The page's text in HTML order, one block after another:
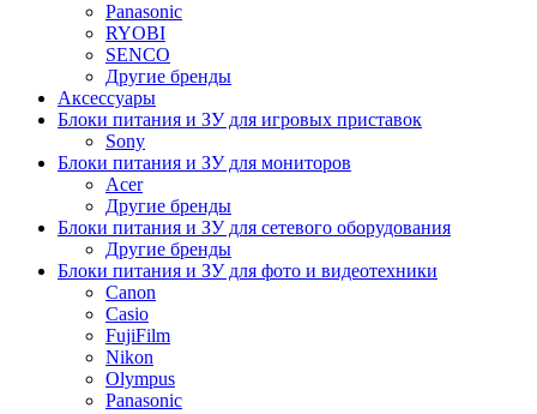
Panasonic
RYOBI
SENCO
Другие бренды
Аксессуары
Блоки питания и ЗУ для игровых приставок
Sony
Блоки питания и ЗУ для мониторов
Acer
Другие бренды
Блоки питания и ЗУ для сетевого оборудования
Другие бренды
Блоки питания и ЗУ для фото и видеотехники
Canon
Casio
FujiFilm
Nikon
Olympus
Panasonic